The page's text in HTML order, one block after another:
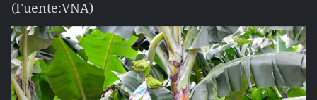
(Fuente:VNA)